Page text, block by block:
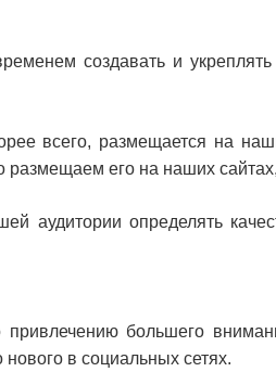
создавать и
всего, размещается на
размещаем его на наших
аудитории определять
большего
в социальных сетях.